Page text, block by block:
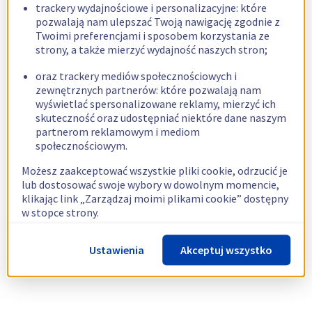
trackery wydajnościowe i personalizacyjne: które
pozwalają nam ulepszać Twoją nawigację zgodnie z
Twoimi preferencjami i sposobem korzystania ze
strony, a także mierzyć wydajność naszych stron;
oraz trackery mediów społecznościowych i
zewnętrznych partnerów: które pozwalają nam
wyświetlać spersonalizowane reklamy, mierzyć ich
skuteczność oraz udostępniać niektóre dane naszym
partnerom reklamowym i mediom
społecznościowym.
Możesz zaakceptować wszystkie pliki cookie, odrzucić je
lub dostosować swoje wybory w dowolnym momencie,
klikając link „Zarządzaj moimi plikami cookie” dostępny
w stopce strony.
Więcej informacji znajdziesz w naszejpolityce
dotyczącej wykorzystywania plików cookie.
Ustawienia Akceptuj wszystko